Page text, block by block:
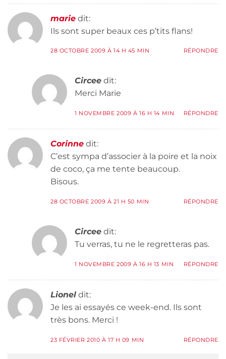
marie dit:
Ils sont super beaux ces p’tits flans!
28 OCTOBRE 2009 À 14 H 45 MIN RÉPONDRE
Circee dit:
Merci Marie
1 NOVEMBRE 2009 À 16 H 14 MIN RÉPONDRE
Corinne dit:
C’est sympa d’associer à la poire et la noix
de coco, ça me tente beaucoup.
Bisous.
28 OCTOBRE 2009 À 21 H 50 MIN RÉPONDRE
Circee dit:
Tu verras, tu ne le regretteras pas.
1 NOVEMBRE 2009 À 16 H 13 MIN RÉPONDRE
Lionel dit:
Je les ai essayés ce week-end. Ils sont
très bons. Merci !
23 FÉVRIER 2010 À 17 H 09 MIN RÉPONDRE